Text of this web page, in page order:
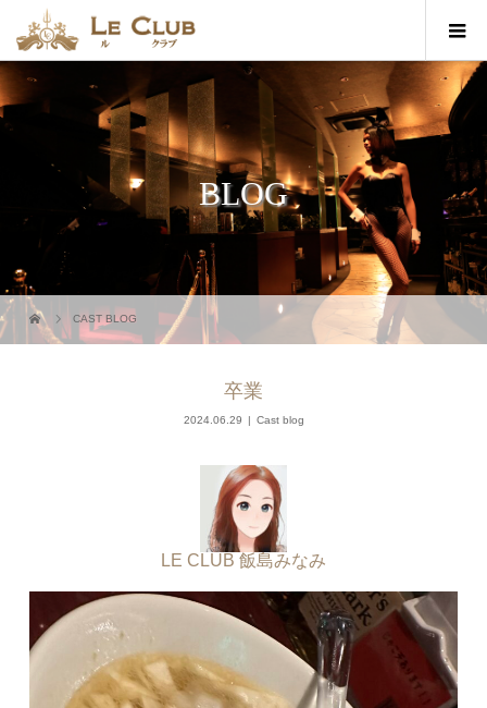
BLOG
CAST BLOG
卒業
2024.06.29 Cast blog
LE CLUB 飯島みなみ